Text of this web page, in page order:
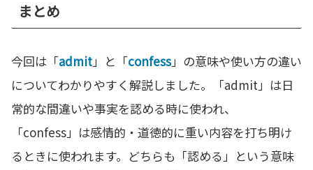
まとめ
今回は「admit」と「confess」の意味や使い方の違い
についてわかりやすく解説しました。「admit」は日
常的な間違いや事実を認める時に使われ、
「confess」は感情的・道徳的に重い内容を打ち明け
るときに使われます。どちらも「認める」という意味